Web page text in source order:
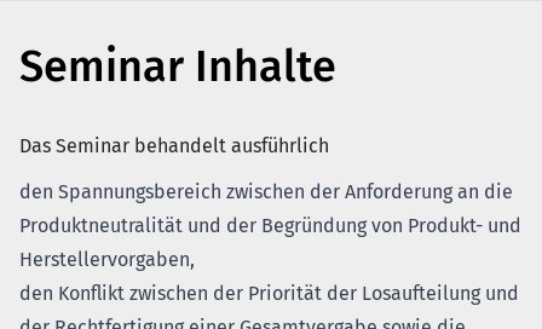
Seminar Inhalte
Das Seminar behandelt ausführlich
den Spannungsbereich zwischen der Anforderung an die
Produktneutralität und der Begründung von Produkt- und
Herstellervorgaben,
den Konflikt zwischen der Priorität der Losaufteilung und